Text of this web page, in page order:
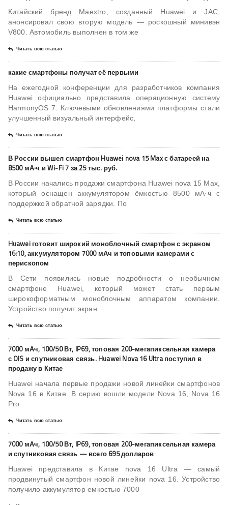
Китайский бренд Maextro, созданный Huawei и JAC,
анонсировал свою вторую модель — роскошный минивэн
V800. Автомобиль выполнен в том же
Читать всю статью
какие смартфоны получат её первыми
На ежегодной конференции для разработчиков компания
Huawei официально представила операционную систему
HarmonyOS 7. Ключевыми обновлениями платформы стали
улучшенный визуальный интерфейс,
Читать всю статью
В России вышел смартфон Huawei nova 15 Max с батареей на
8500 мА·ч и Wi-Fi 7 за 25 тыс. руб.
В России начались продажи смартфона Huawei nova 15 Max,
который оснащен аккумулятором ёмкостью 8500 мА·ч с
поддержкой обратной зарядки. По
Читать всю статью
Huawei готовит широкий моноблочный смартфон с экраном
16:10, аккумулятором 7000 мАч и топовыми камерами с
перископом
В Сети появились новые подробности о необычном
смартфоне Huawei, который может стать первым
широкоформатным моноблочным аппаратом компании.
Устройство получит экран
Читать всю статью
7000 мАч, 100/50 Вт, IP69, топовая 200-мегапиксельная камера
с OIS и спутниковая связь. Huawei Nova 16 Ultra поступил в
продажу в Китае
Huawei начала первые продажи новой линейки смартфонов
Nova 16 в Китае. В серию вошли модели Nova 16, Nova 16
Pro
Читать всю статью
7000 мАч, 100/50 Вт, IP69, топовая 200-мегапиксельная камера
и спутниковая связь — всего 695 долларов
Huawei представила в Китае nova 16 Ultra — самый
продвинутый смартфон новой линейки nova 16. Устройство
получило аккумулятор емкостью 7000